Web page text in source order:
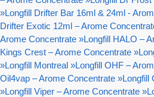
»Longfill Drifter Bar 16ml & 24ml -
Drifter Exotic 12ml – Arome
Arome Concentrate »Longfill HALO –
Kings Crest – Arome Concentrate »
»Longfill Montreal »Longfill OHF –
Oil4vap – Arome Concentrate »Longfill
»Longfill Viper – Arome Concentrate »